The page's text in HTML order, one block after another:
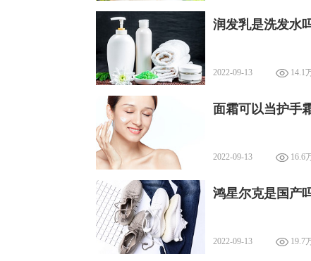
润发乳是洗发水
2022-09-13 14.1
面霜可以当护手
2022-09-13 16.6
鸿星尔克是国产
2022-09-13 19.7